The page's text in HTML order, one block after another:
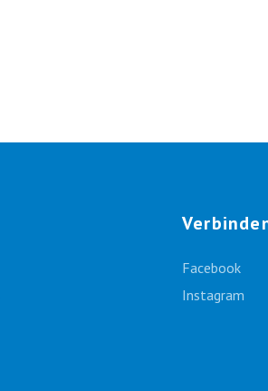
Facebook
Instagram